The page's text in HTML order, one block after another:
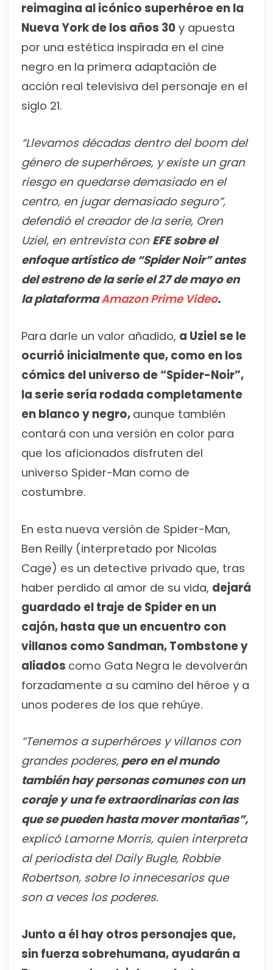
reimagina al icónico superhéroe en la
Nueva York de los años 30 y apuesta
por una estética inspirada en el cine
negro en la primera adaptación de
acción real televisiva del personaje en el
siglo 21.
“Llevamos décadas dentro del boom del
género de superhéroes, y existe un gran
riesgo en quedarse demasiado en el
centro, en jugar demasiado seguro”,
defendió el creador de la serie, Oren
Uziel, en entrevista con EFE sobre el
enfoque artístico de “Spider Noir” antes
del estreno de la serie el 27 de mayo en
la plataformaAmazon Prime Video.
Para darle un valor añadido, a Uziel se le
ocurrió inicialmente que, como en los
cómics del universo de “Spider-Noir”,
la serie sería rodada completamente
en blanco y negro, aunque también
contará con una versión en color para
que los aficionados disfruten del
universo Spider-Man como de
costumbre.
En esta nueva versión de Spider-Man,
Ben Reilly (interpretado por Nicolas
Cage) es un detective privado que, tras
haber perdido al amor de su vida, dejará
guardado el traje de Spider en un
cajón, hasta que un encuentro con
villanos como Sandman, Tombstone y
aliados como Gata Negra le devolverán
forzadamente a su camino del héroe y a
unos poderes de los que rehúye.
“Tenemos a superhéroes y villanos con
grandes poderes, pero en el mundo
también hay personas comunes con un
coraje y una fe extraordinarias con las
que se pueden hasta mover montañas”,
explicó Lamorne Morris, quien interpreta
al periodista del Daily Bugle, Robbie
Robertson, sobre lo innecesarios que
son a veces los poderes.
Junto a él hay otros personajes que,
sin fuerza sobrehumana, ayudarán a